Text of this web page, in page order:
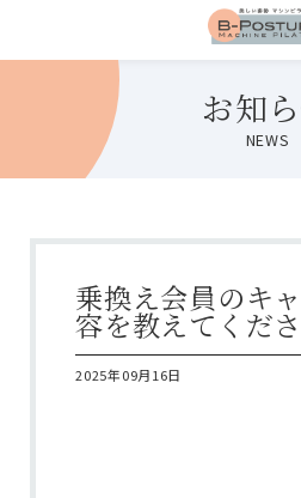
お知
NEWS
乗換え会員のキ
容を教えてくださ
2025年09月16日